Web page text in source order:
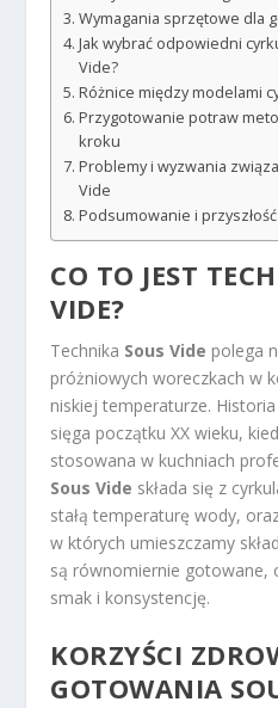
Wymagania sprzętowe dla
Jak wybrać odpowiedni
Vide?
Różnice między modelami
Przygotowanie potraw
kroku
Problemy i wyzwania
Vide
Podsumowanie i
CO TO JEST
VIDE?
Technika Sous Vide polega
próżniowych woreczkach w
niskiej temperaturze.
sięga początku XX wieku,
stosowana w kuchniach
Sous Vide składa się z
stałą temperaturę wody,
w których umieszczamy
są równomiernie gotowane,
smak i konsystencję.
KORZYŚCI
GOTOWANIA